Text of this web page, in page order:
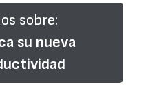
sobre:
su nueva